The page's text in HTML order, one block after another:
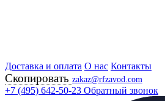
Доставка и оплата О нас Контакты
Скопировать zakaz@rfzavod.com
+7 (495) 642-50-23 Обратный звонок
Главная
Продукция
Регулирующая арматура
Регулирующие клапаны